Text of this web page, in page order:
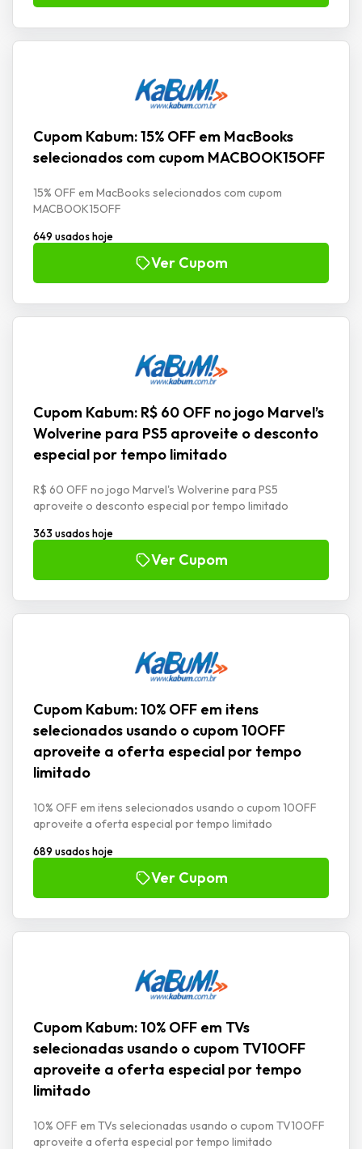
Cupom Kabum: 15% OFF em MacBooks
selecionados com cupom MACBOOK15OFF
15% OFF em MacBooks selecionados com cupom
MACBOOK15OFF
649 usados hoje
Ver Cupom
Cupom Kabum: R$ 60 OFF no jogo Marvel’s
Wolverine para PS5 aproveite o desconto
especial por tempo limitado
R$ 60 OFF no jogo Marvel's Wolverine para PS5
aproveite o desconto especial por tempo limitado
363 usados hoje
Ver Cupom
Cupom Kabum: 10% OFF em itens
selecionados usando o cupom 10OFF
aproveite a oferta especial por tempo
limitado
10% OFF em itens selecionados usando o cupom 10OFF
aproveite a oferta especial por tempo limitado
689 usados hoje
Ver Cupom
Cupom Kabum: 10% OFF em TVs
selecionadas usando o cupom TV10OFF
aproveite a oferta especial por tempo
limitado
10% OFF em TVs selecionadas usando o cupom TV10OFF
aproveite a oferta especial por tempo limitado